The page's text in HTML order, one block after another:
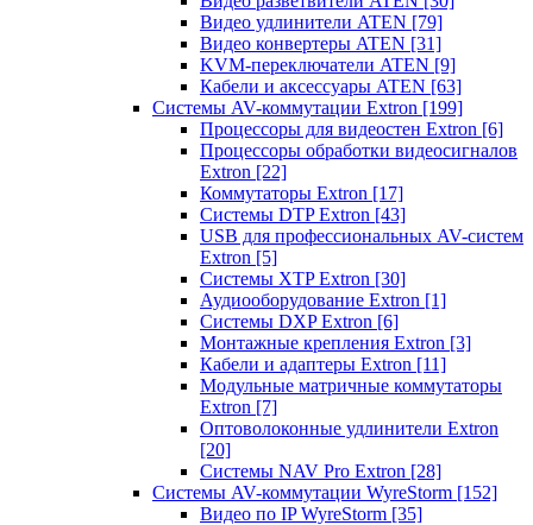
Видео удлинители ATEN [79]
Видео конвертеры ATEN [31]
KVM-переключатели ATEN [9]
Кабели и аксессуары ATEN [63]
Системы AV-коммутации Extron [199]
Процессоры для видеостен Extron [6]
Процессоры обработки видеосигналов
Extron [22]
Коммутаторы Extron [17]
Системы DTP Extron [43]
USB для профессиональных AV-систем
Extron [5]
Системы XTP Extron [30]
Аудиооборудование Extron [1]
Системы DXP Extron [6]
Монтажные крепления Extron [3]
Кабели и адаптеры Extron [11]
Модульные матричные коммутаторы
Extron [7]
Оптоволоконные удлинители Extron
[20]
Системы NAV Pro Extron [28]
Системы AV-коммутации WyreStorm [152]
Видео по IP WyreStorm [35]